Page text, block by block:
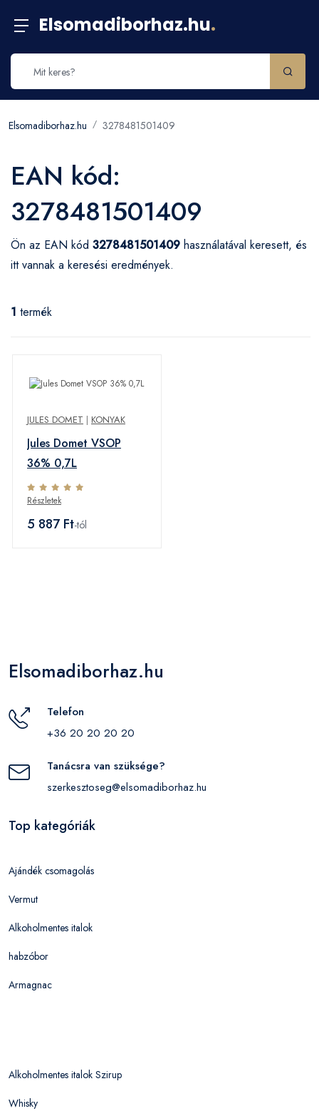
Elsomadiborhaz.hu.
Elsomadiborhaz.hu 3278481501409
EAN kód:
3278481501409
Ön az EAN kód 3278481501409 használatával keresett, és
itt vannak a keresési eredmények.
1 termék
JULES DOMET | KONYAK
Jules Domet VSOP
36% 0,7L
Részletek
5 887 Ft-tól
Elsomadiborhaz.hu
Telefon
+36 20 20 20 20
Tanácsra van szüksége?
szerkesztoseg@elsomadiborhaz.hu
Top kategóriák
Ajándék csomagolás
Vermut
Alkoholmentes italok
habzóbor
Armagnac
Alkoholmentes italok Szirup
Whisky